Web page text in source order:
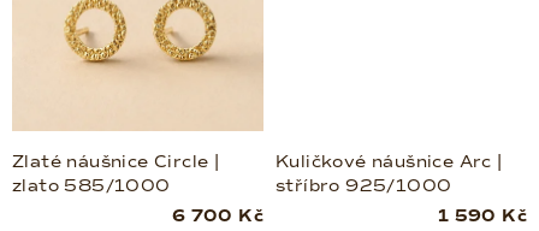
Zlaté náušnice Circle |
zlato 585/1000
6 700 Kč
Kuličkové náušnice Arc |
stříbro 925/1000
1 590 Kč